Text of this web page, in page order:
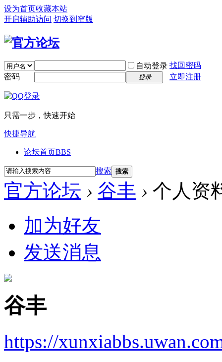
设为首页收藏本站
开启辅助访问 切换到窄版
自动登录 找回密码
密码
登录 立即注册
只需一步，快速开始
快捷导航
论坛首页BBS
搜索 搜索
官方论坛 › 谷丰 › 个人资
加为好友
发送消息
谷丰
https://